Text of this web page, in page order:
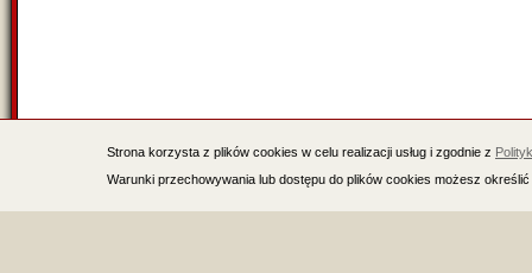
Strona korzysta z plików cookies w celu realizacji usług i zgodnie z
Warunki przechowywania lub dostępu do plików cookies możesz